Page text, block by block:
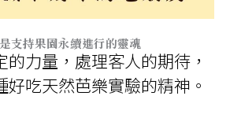
支持果園永續進行的靈魂
力量，處理客人的期待，
好吃天然芭樂實驗的精神。